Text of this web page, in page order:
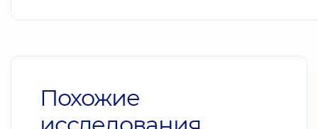
Похожие